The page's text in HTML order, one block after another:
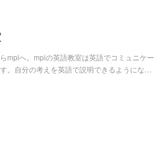
mpiへ。mpiの英語教室は英語でコミュニケー
。自分の考えを英語で説明できるようにな…